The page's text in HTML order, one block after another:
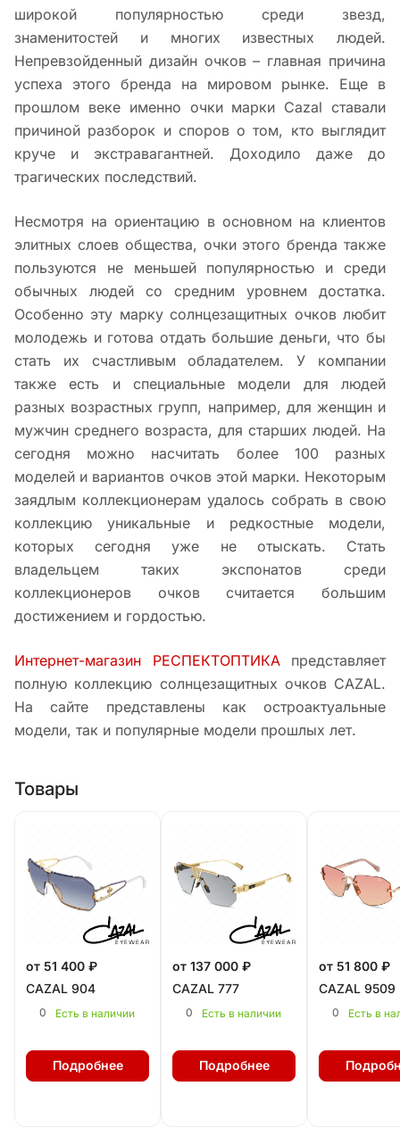
широкой популярностью среди звезд,
знаменитостей и многих известных людей.
Непревзойденный дизайн очков – главная причина
успеха этого бренда на мировом рынке. Еще в
прошлом веке именно очки марки Cazal ставали
причиной разборок и споров о том, кто выглядит
круче и экстравагантней. Доходило даже до
трагических последствий.
Несмотря на ориентацию в основном на клиентов
элитных слоев общества, очки этого бренда также
пользуются не меньшей популярностью и среди
обычных людей со средним уровнем достатка.
Особенно эту марку солнцезащитных очков любит
молодежь и готова отдать большие деньги, что бы
стать их счастливым обладателем. У компании
также есть и специальные модели для людей
разных возрастных групп, например, для женщин и
мужчин среднего возраста, для старших людей. На
сегодня можно насчитать более 100 разных
моделей и вариантов очков этой марки. Некоторым
заядлым коллекционерам удалось собрать в свою
коллекцию уникальные и редкостные модели,
которых сегодня уже не отыскать. Стать
владельцем таких экспонатов среди
коллекционеров очков считается большим
достижением и гордостью.
Интернет-магазин РЕСПЕКТОПТИКАпредставляет
полную коллекцию солнцезащитных очков CAZAL.
На сайте представлены как остроактуальные
модели, так и популярные модели прошлых лет.
Товары
от 51 400 ₽
CAZAL 904
0 Есть в наличии
Подробнее
от 137 000 ₽
CAZAL 777
0 Есть в наличии
Подробнее
от 51 800 ₽
CAZAL 9509
0 Есть в